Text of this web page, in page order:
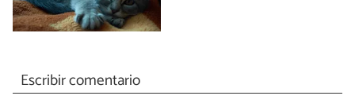
Escribir comentario